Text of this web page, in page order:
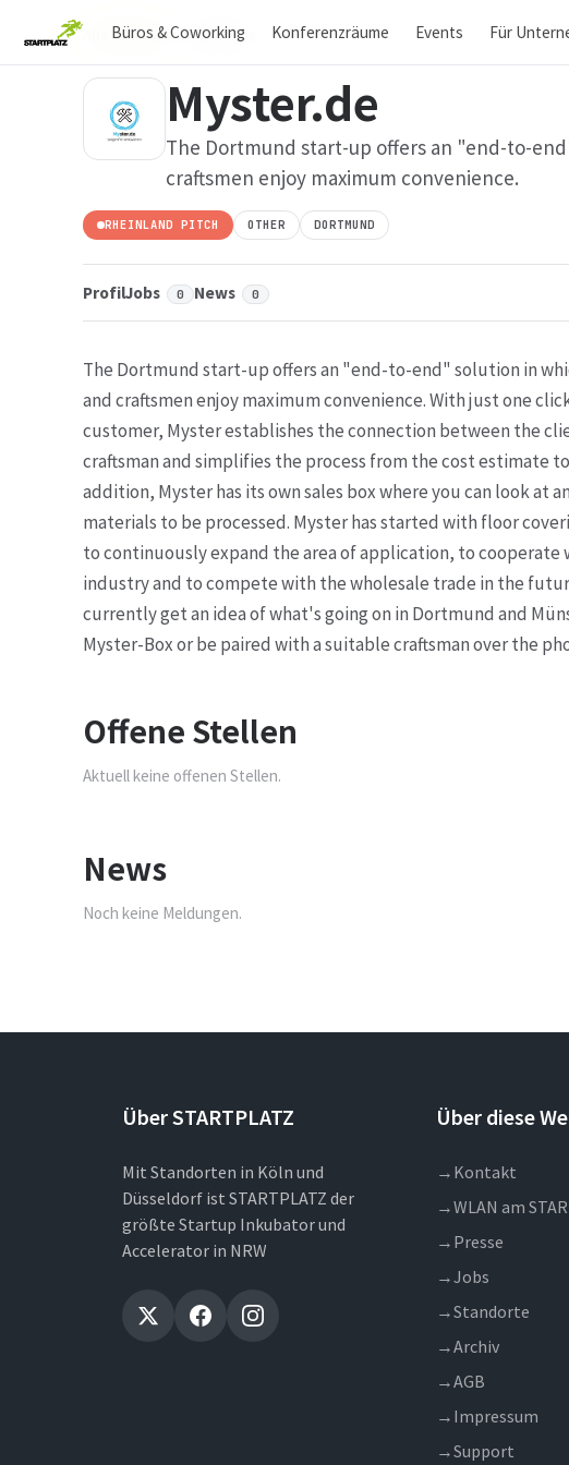
Büros & Coworking Konferenzräume Events Für
Alle Startups › Myster.de
Myster.de
The Dortmund start-up offers an "end-to-
craftsmen enjoy maximum convenience.
RHEINLAND PITCH OTHER DORTMUND
ProfilJobs 0 News 0
The Dortmund start-up offers an "end-to-end" solution in
and craftsmen enjoy maximum convenience. With just one
customer, Myster establishes the connection between the
craftsman and simplifies the process from the cost estimate
addition, Myster has its own sales box where you can look at
materials to be processed. Myster has started with floor
to continuously expand the area of ​​application, to cooperate
industry and to compete with the wholesale trade in the
currently get an idea of ​​what's going on in Dortmund and
Myster-Box or be paired with a suitable craftsman over the
Offene Stellen
Aktuell keine offenen Stellen.
News
Noch keine Meldungen.
Über STARTPLATZ
Mit Standorten in Köln und
Düsseldorf ist STARTPLATZ der
größte Startup Inkubator und
Accelerator in NRW
Über diese
→ Kontakt
→WLAN am
→ Presse
→Jobs
→Standorte
→Archiv
→AGB
→ Impressum
→Support